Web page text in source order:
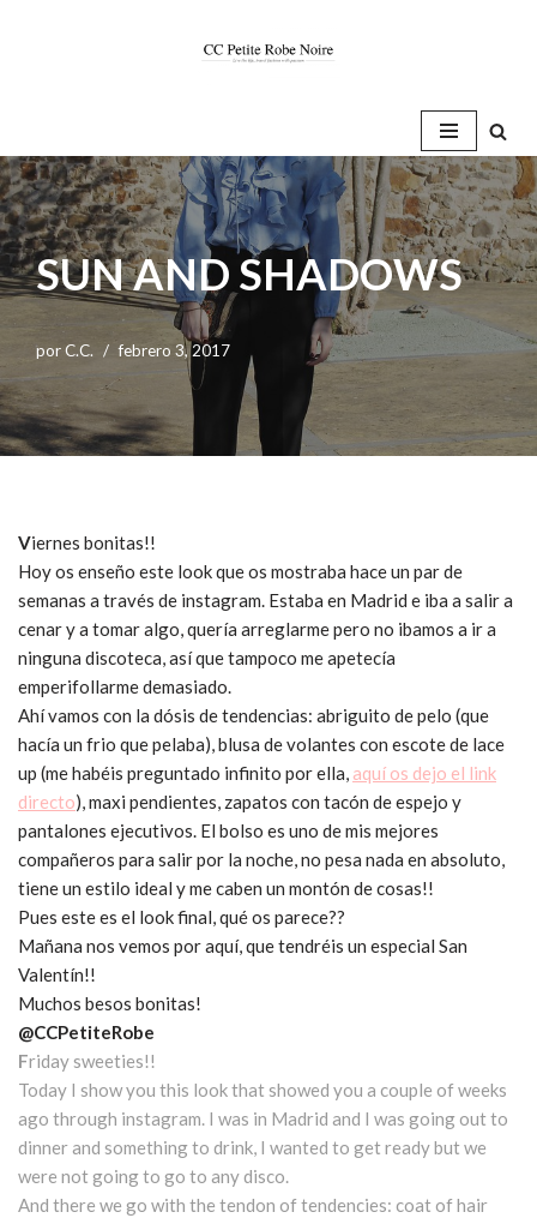
SUN AND SHADOWS
porC.C. febrero 3, 2017
Viernes bonitas!!
Hoy os enseño este look que os mostraba hace un par de
semanas a través de instagram. Estaba en Madrid e iba a salir a
cenar y a tomar algo, quería arreglarme pero no ibamos a ir a
ninguna discoteca, así que tampoco me apetecía
emperifollarme demasiado.
Ahí vamos con la dósis de tendencias: abriguito de pelo (que
hacía un frio que pelaba), blusa de volantes con escote de lace
up (me habéis preguntado infinito por ella, aquí os dejo el link
directo), maxi pendientes, zapatos con tacón de espejo y
pantalones ejecutivos. El bolso es uno de mis mejores
compañeros para salir por la noche, no pesa nada en absoluto,
tiene un estilo ideal y me caben un montón de cosas!!
Pues este es el look final, qué os parece??
Mañana nos vemos por aquí, que tendréis un especial San
Valentín!!
Muchos besos bonitas!
@CCPetiteRobe
Friday sweeties!!
Today I show you this look that showed you a couple of weeks
ago through instagram. I was in Madrid and I was going out to
dinner and something to drink, I wanted to get ready but we
were not going to go to any disco.
And there we go with the tendon of tendencies: coat of hair